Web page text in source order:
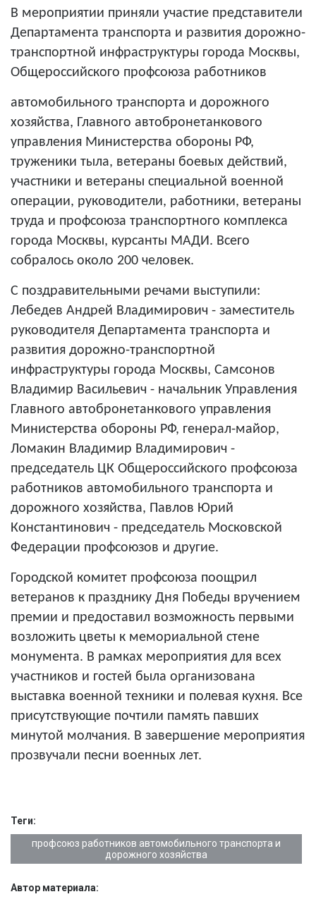
В мероприятии приняли участие представители
Департамента транспорта и развития дорожно-
транспортной инфраструктуры города Москвы,
Общероссийского профсоюза работников
автомобильного транспорта и дорожного
хозяйства, Главного автобронетанкового
управления Министерства обороны РФ,
труженики тыла, ветераны боевых действий,
участники и ветераны специальной военной
операции, руководители, работники, ветераны
труда и профсоюза транспортного комплекса
города Москвы, курсанты МАДИ. Всего
собралось около 200 человек.
С поздравительными речами выступили:
Лебедев Андрей Владимирович - заместитель
руководителя Департамента транспорта и
развития дорожно-транспортной
инфраструктуры города Москвы, Самсонов
Владимир Васильевич - начальник Управления
Главного автобронетанкового управления
Министерства обороны РФ, генерал-майор,
Ломакин Владимир Владимирович -
председатель ЦК Общероссийского профсоюза
работников автомобильного транспорта и
дорожного хозяйства, Павлов Юрий
Константинович - председатель Московской
Федерации профсоюзов и другие.
Городской комитет профсоюза поощрил
ветеранов к празднику Дня Победы вручением
премии и предоставил возможность первыми
возложить цветы к мемориальной стене
монумента. В рамках мероприятия для всех
участников и гостей была организована
выставка военной техники и полевая кухня. Все
присутствующие почтили память павших
минутой молчания. В завершение мероприятия
прозвучали песни военных лет.
Теги:
профсоюз работников автомобильного транспорта и
дорожного хозяйства
Автор материала: